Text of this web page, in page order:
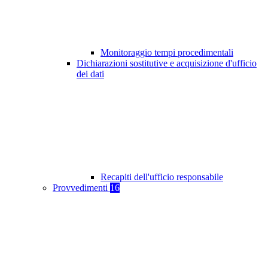
Monitoraggio tempi procedimentali
Dichiarazioni sostitutive e acquisizione d'ufficio
dei dati
Recapiti dell'ufficio responsabile
Provvedimenti 16